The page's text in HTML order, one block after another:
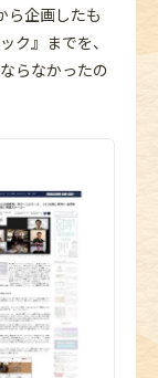
ら企画したも
ク』までを、
らなかったの